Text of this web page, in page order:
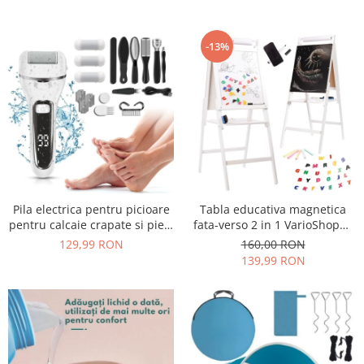
Pila electrica pentru picioare
pentru calcaie crapate si piele
uscata, rezistent la apa,
accesorii incluse, 2000rpm,
Alb
129,99 RON
-13%
Tabla educativa magnetica
fata-verso 2 in 1 VarioShop®,
pentru copii, suport din lemn,
cu litere magnetice si
accesorii incluse, 43 x 32 x
115 cm
160,00 RON
139,99 RON